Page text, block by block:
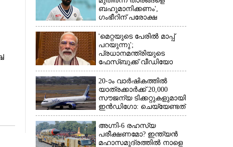
ബഹുമാനിക്കണം',
ഗംഭീറിന് പരോക്ഷ
മുന്നറിയിപ്പുമായി രഹാനെ
'മെറ്റയുടെ പേരിൽ മാപ്പ്
പറയുന്നു';
പ്രധാനമന്ത്രിയുടെ
ഫേസ്‌ബുക്ക് വീഡിയോ
നീക്കം ചെയ്തതിൽ
ക്ഷമാപണം
20-ാം വാർഷികത്തിൽ
യാത്രക്കാർക്ക് 20,000
സൗജന്യ ടിക്കറ്റുകളുമായി
ഇൻഡിഗോ: ചെയ്യേണ്ടത്
ഇത്രമാത്രം
അഗ്നി-6 രഹസ്യ
പരീക്ഷണമോ? ഇന്ത്യൻ
മഹാസമുദ്രത്തിൽ നാളെ